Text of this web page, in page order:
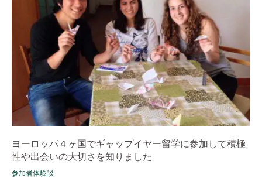
ヨーロッパ４ヶ国でギャップイヤー留学に参加して積極
性や出会いの大切さを知りました
参加者体験談